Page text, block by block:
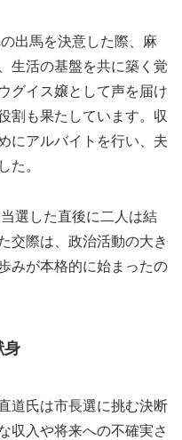
出馬を決意した際、麻
生活の基盤を共に築く覚
グイス嬢として声を届け
割も果たしています。収
にアルバイトを行い、夫
た。
選した直後に二人は結
交際は、政治活動の大き
みが本格的に始まったの
身
道氏は市長選に挑む決断
収入や将来への不確実さ